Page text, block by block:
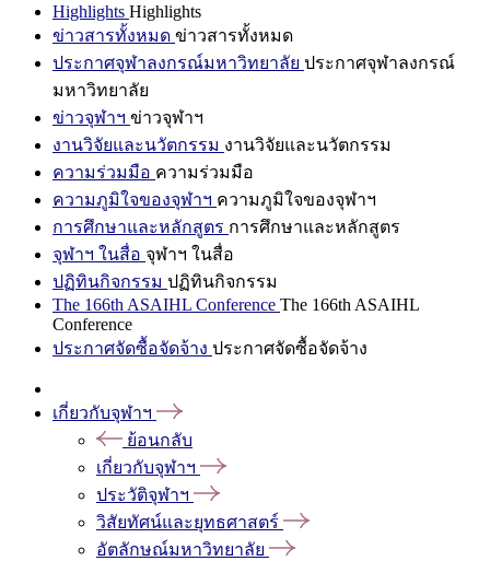
Highlights Highlights
ข่าวสารทั้งหมด ข่าวสารทั้งหมด
ประกาศจุฬาลงกรณ์มหาวิทยาลัย ประกาศจุฬาลงกรณ์
มหาวิทยาลัย
ข่าวจุฬาฯ ข่าวจุฬาฯ
งานวิจัยและนวัตกรรม งานวิจัยและนวัตกรรม
ความร่วมมือ ความร่วมมือ
ความภูมิใจของจุฬาฯ ความภูมิใจของจุฬาฯ
การศึกษาและหลักสูตร การศึกษาและหลักสูตร
จุฬาฯ ในสื่อ จุฬาฯ ในสื่อ
ปฏิทินกิจกรรม ปฏิทินกิจกรรม
The 166th ASAIHL Conference The 166th ASAIHL
Conference
ประกาศจัดซื้อจัดจ้าง ประกาศจัดซื้อจัดจ้าง
เกี่ยวกับจุฬาฯ
ย้อนกลับ
เกี่ยวกับจุฬาฯ
ประวัติจุฬาฯ
วิสัยทัศน์และยุทธศาสตร์
อัตลักษณ์มหาวิทยาลัย